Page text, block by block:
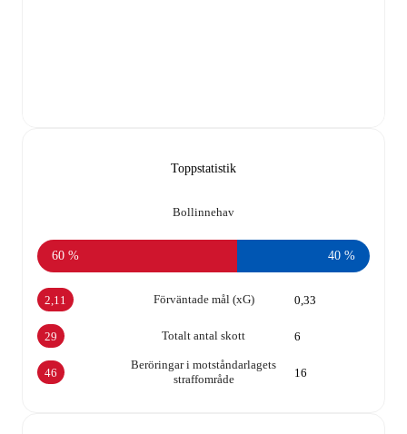
Toppstatistik
Bollinnehav
60 % 40 %
Förväntade mål (xG)
2,11 0,33
Totalt antal skott
29 6
Beröringar i motståndarlagets
straffområde
46 16